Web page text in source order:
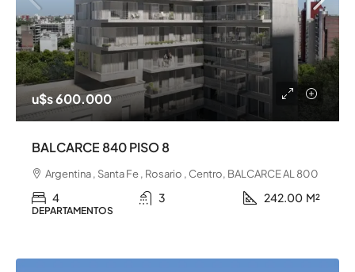
u$s 600.000
BALCARCE 840 PISO 8
Argentina , Santa Fe , Rosario , Centro, BALCARCE AL 800
4 3 242.00 M²
DEPARTAMENTOS